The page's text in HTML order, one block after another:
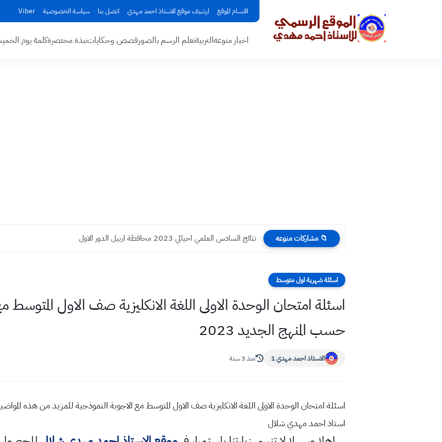
اقسام الموقع ارشيف موقع الاستاذ احمد مهدي اتصل بنا سياسة الخصوصية Viber
اخبار منوعهالتربيةتعلم الرسم بالصورقصص وحكاياتنبذة مختصرةكلمة يوم
📁 مشاركات منوعه نتائج السادس العلمي احيائي 2023 محافظة اربيل الدور الاول
اسئلة شهرية اول متوسط
اسئلة امتحان الوحدة الاولى اللغة الانكليزية صف الاول المتوسط
حسب المنهج الجديد 2023
الاستاذ احمد مهدي 1 منذ 3 سنة
اسئلة امتحان الوحدة الاولى اللغة الانكليزية صف الاول المتوسط مع الاجوبة النموذجية للمزيد من هذه
استاذ احمد مهدي شلال